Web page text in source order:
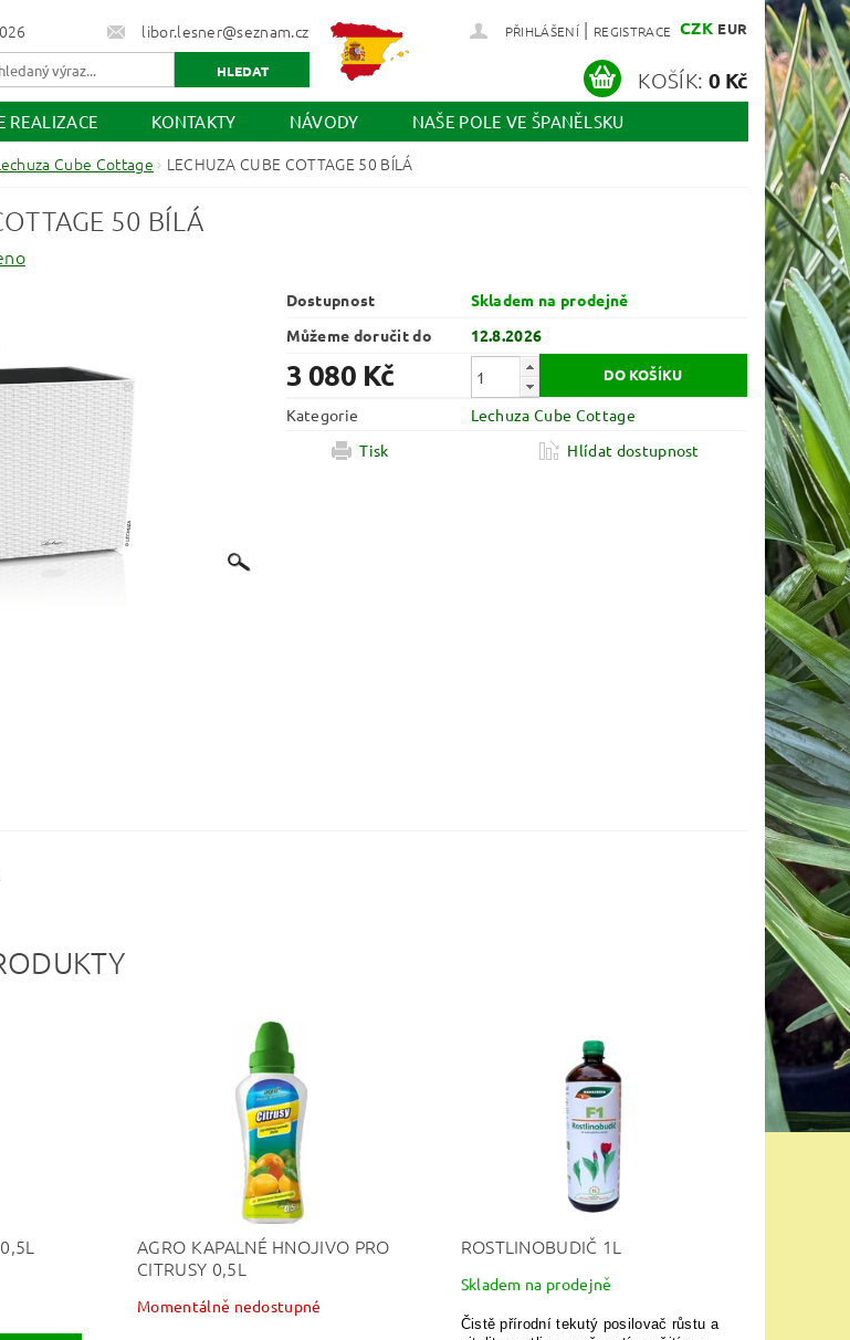
libor.lesner@seznam.cz PŘIHLÁŠENÍ | REGISTRACE CZK EUR
KOŠÍK: 0 Kč
REALIZACE KONTAKTY NÁVODY NAŠE POLE VE ŠPANĚLSKU
Cube Cottage LECHUZA CUBE COTTAGE 50 BÍLÁ
50 BÍLÁ
Dostupnost
Skladem na prodejně
Můžeme doručit do
12.8.2026
3 080 Kč
Kategorie
Lechuza Cube Cottage
Tisk
Hlídat dostupnost
AGRO KAPALNÉ HNOJIVO PRO
CITRUSY 0,5L
Momentálně nedostupné
ROSTLINOBUDIČ 1L
Skladem na prodejně
Čistě přírodní tekutý posilovač růstu a